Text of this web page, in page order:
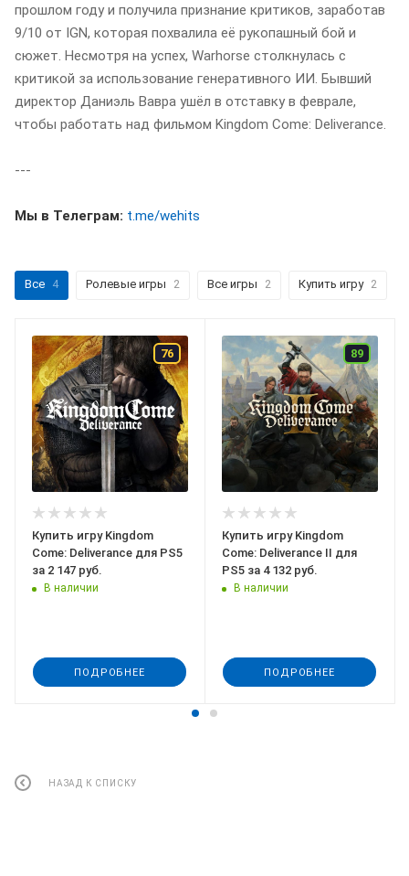
прошлом году и получила признание критиков, заработав
9/10 от IGN, которая похвалила её рукопашный бой и
сюжет. Несмотря на успех, Warhorse столкнулась с
критикой за использование генеративного ИИ. Бывший
директор Даниэль Вавра ушёл в отставку в феврале,
чтобы работать над фильмом Kingdom Come: Deliverance.
---
Мы в Телеграм: t.me/wehits
Все 4 Ролевые игры 2 Все игры 2 Купить игру 2
76
Купить игру Kingdom
Come: Deliverance для PS5
за 2 147 руб.
В наличии
ПОДРОБНЕЕ
89
Купить игру Kingdom
Come: Deliverance II для
PS5 за 4 132 руб.
В наличии
ПОДРОБНЕЕ
НАЗАД К СПИСКУ